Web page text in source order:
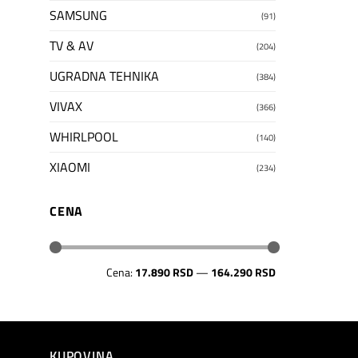
SAMSUNG (91)
TV & AV (204)
UGRADNA TEHNIKA (384)
VIVAX (366)
WHIRLPOOL (140)
XIAOMI (234)
CENA
Cena:17.890 RSD— 164.290 RSD